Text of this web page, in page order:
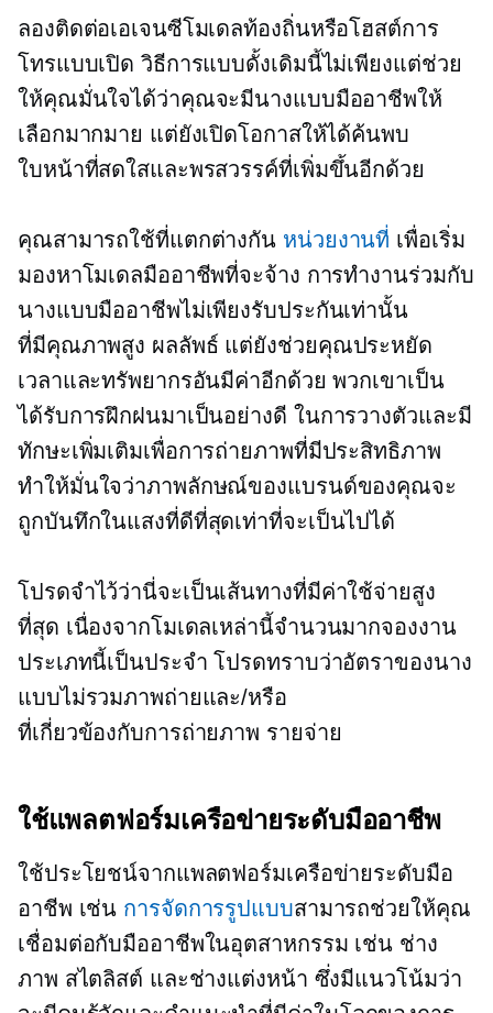
ลองติดต่อเอเจนซีโมเดลท้องถิ่นหรือโฮสต์การ
โทรแบบเปิด วิธีการแบบดั้งเดิมนี้ไม่เพียงแต่ช่วย
ให้คุณมั่นใจได้ว่าคุณจะมีนางแบบมืออาชีพให้
เลือกมากมาย แต่ยังเปิดโอกาสให้ได้ค้นพบ
ใบหน้าที่สดใสและพรสวรรค์ที่เพิ่มขึ้นอีกด้วย
คุณสามารถใช้ที่แตกต่างกัน หน่วยงานที่ เพื่อเริ่ม
มองหาโมเดลมืออาชีพที่จะจ้าง การทำงานร่วมกับ
นางแบบมืออาชีพไม่เพียงรับประกันเท่านั้น
ที่มีคุณภาพสูง ผลลัพธ์ แต่ยังช่วยคุณประหยัด
เวลาและทรัพยากรอันมีค่าอีกด้วย พวกเขาเป็น
ได้รับการฝึกฝนมาเป็นอย่างดี ในการวางตัวและมี
ทักษะเพิ่มเติมเพื่อการถ่ายภาพที่มีประสิทธิภาพ
ทำให้มั่นใจว่าภาพลักษณ์ของแบรนด์ของคุณจะ
ถูกบันทึกในแสงที่ดีที่สุดเท่าที่จะเป็นไปได้
โปรดจำไว้ว่านี่จะเป็นเส้นทางที่มีค่าใช้จ่ายสูง
ที่สุด เนื่องจากโมเดลเหล่านี้จำนวนมากจองงาน
ประเภทนี้เป็นประจำ โปรดทราบว่าอัตราของนาง
แบบไม่รวมภาพถ่ายและ/หรือ
ที่เกี่ยวข้องกับการถ่ายภาพ รายจ่าย
ใช้แพลตฟอร์มเครือข่ายระดับมืออาชีพ
ใช้ประโยชน์จากแพลตฟอร์มเครือข่ายระดับมือ
อาชีพ เช่น การจัดการรูปแบบสามารถช่วยให้คุณ
เชื่อมต่อกับมืออาชีพในอุตสาหกรรม เช่น ช่าง
ภาพ สไตลิสต์ และช่างแต่งหน้า ซึ่งมีแนวโน้มว่า